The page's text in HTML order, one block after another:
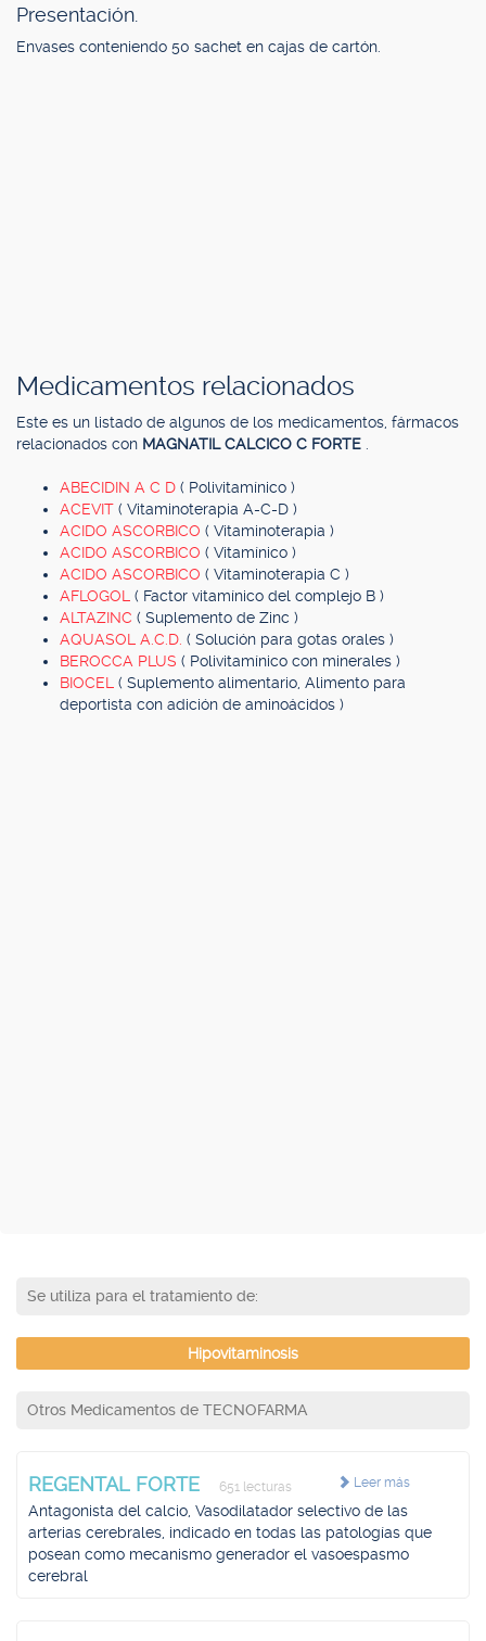
Presentación.
Envases conteniendo 50 sachet en cajas de cartón.
Medicamentos relacionados
Este es un listado de algunos de los medicamentos, fármacos
relacionados con MAGNATIL CALCICO C FORTE
ABECIDIN A C D ( Polivitamínico )
ACEVIT ( Vitaminoterapia A-C-D )
ACIDO ASCORBICO ( Vitaminoterapia )
ACIDO ASCORBICO ( Vitamínico )
ACIDO ASCORBICO ( Vitaminoterapia C )
AFLOGOL ( Factor vitamínico del complejo B )
ALTAZINC ( Suplemento de Zinc )
AQUASOL A.C.D. ( Solución para gotas orales )
BEROCCA PLUS ( Polivitamínico con minerales )
BIOCEL ( Suplemento alimentario, Alimento para
deportista con adición de aminoácidos )
Se utiliza para el tratamiento de:
Hipovitaminosis
Otros Medicamentos de TECNOFARMA
Leer más
REGENTAL FORTE 651 lecturas
Antagonista del calcio, Vasodilatador selectivo de las
arterias cerebrales, indicado en todas las patologías que
posean como mecanismo generador el vasoespasmo
cerebral